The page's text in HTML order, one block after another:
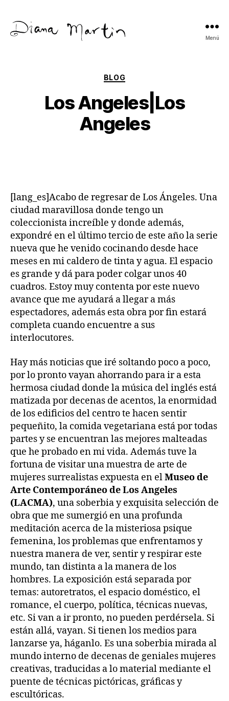
Menú
Categorías
BLOG
Los Angeles|Los
Angeles
[lang_es]Acabo de regresar de Los Ángeles. Una
ciudad maravillosa donde tengo un
coleccionista increíble y donde además,
expondré en el último tercio de este año la serie
nueva que he venido cocinando desde hace
meses en mi caldero de tinta y agua. El espacio
es grande y dá para poder colgar unos 40
cuadros. Estoy muy contenta por este nuevo
avance que me ayudará a llegar a más
espectadores, además esta obra por fin estará
completa cuando encuentre a sus
interlocutores.
Hay más noticias que iré soltando poco a poco,
por lo pronto vayan ahorrando para ir a esta
hermosa ciudad donde la música del inglés está
matizada por decenas de acentos, la enormidad
de los edificios del centro te hacen sentir
pequeñito, la comida vegetariana está por todas
partes y se encuentran las mejores malteadas
que he probado en mi vida. Además tuve la
fortuna de visitar una muestra de arte de
mujeres surrealistas expuesta en elMuseo de
Arte Contemporáneo de Los Angeles
(LACMA), una soberbia y exquisita selección de
obra que me sumergió en una profunda
meditación acerca de la misteriosa psique
femenina, los problemas que enfrentamos y
nuestra manera de ver, sentir y respirar este
mundo, tan distinta a la manera de los
hombres. La exposición está separada por
temas: autoretratos, el espacio doméstico, el
romance, el cuerpo, política, técnicas nuevas,
etc. Si van a ir pronto, no pueden perdérsela. Si
están allá, vayan. Si tienen los medios para
lanzarse ya, háganlo. Es una soberbia mirada al
mundo interno de decenas de geniales mujeres
creativas, traducidas a lo material mediante el
puente de técnicas pictóricas, gráficas y
escultóricas.